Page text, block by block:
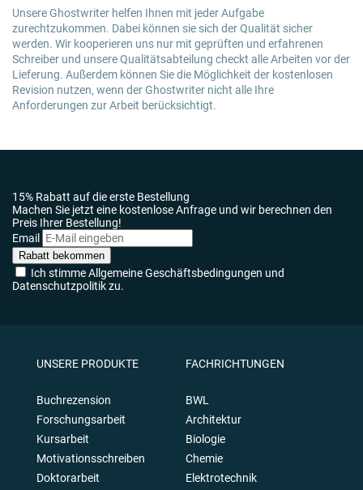
Unsere Ghostwriter helfen Ihnen mit jeder Aufgabe
zurechtzukommen. Dabei können sie sich der Qualität sicher
werden. Wir kooperieren uns nur mit geprüften und erfahrenen
Schreiber und unsere Qualitätsabteilung checkt alle Arbeiten vor der
Lieferung. Außerdem können Sie die Möglichkeit der kostenlosen
Revision nutzen, wenn der Ghostwriter nicht alle Ihre
Anforderungen zur Arbeit berücksichtigt.
15% Rabatt auf die erste Bestellung
Machen Sie jetzt eine kostenlose Anfrage und wir berechnen den
Preis Ihrer Bestellung!
Email
Rabatt bekommen
Ich stimme Allgemeine Geschäftsbedingungen und
Datenschutzpolitik zu.
UNSERE PRODUKTE
Buchrezension
Forschungsarbeit
Kursarbeit
Motivationsschreiben
Doktorarbeit
FACHRICHTUNGEN
BWL
Architektur
Biologie
Chemie
Elektrotechnik